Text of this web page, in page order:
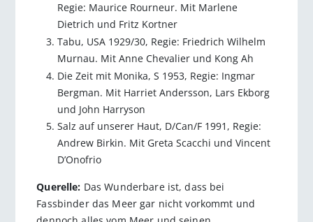
Regie: Maurice Rourneur. Mit Marlene
Dietrich und Fritz Kortner
Tabu, USA 1929/30, Regie: Friedrich Wilhelm
Murnau. Mit Anne Chevalier und Kong Ah
Die Zeit mit Monika, S 1953, Regie: Ingmar
Bergman. Mit Harriet Andersson, Lars Ekborg
und John Harryson
Salz auf unserer Haut, D/Can/F 1991, Regie:
Andrew Birkin. Mit Greta Scacchi und Vincent
D’Onofrio
Querelle: Das Wunderbare ist, dass bei
Fassbinder das Meer gar nicht vorkommt und